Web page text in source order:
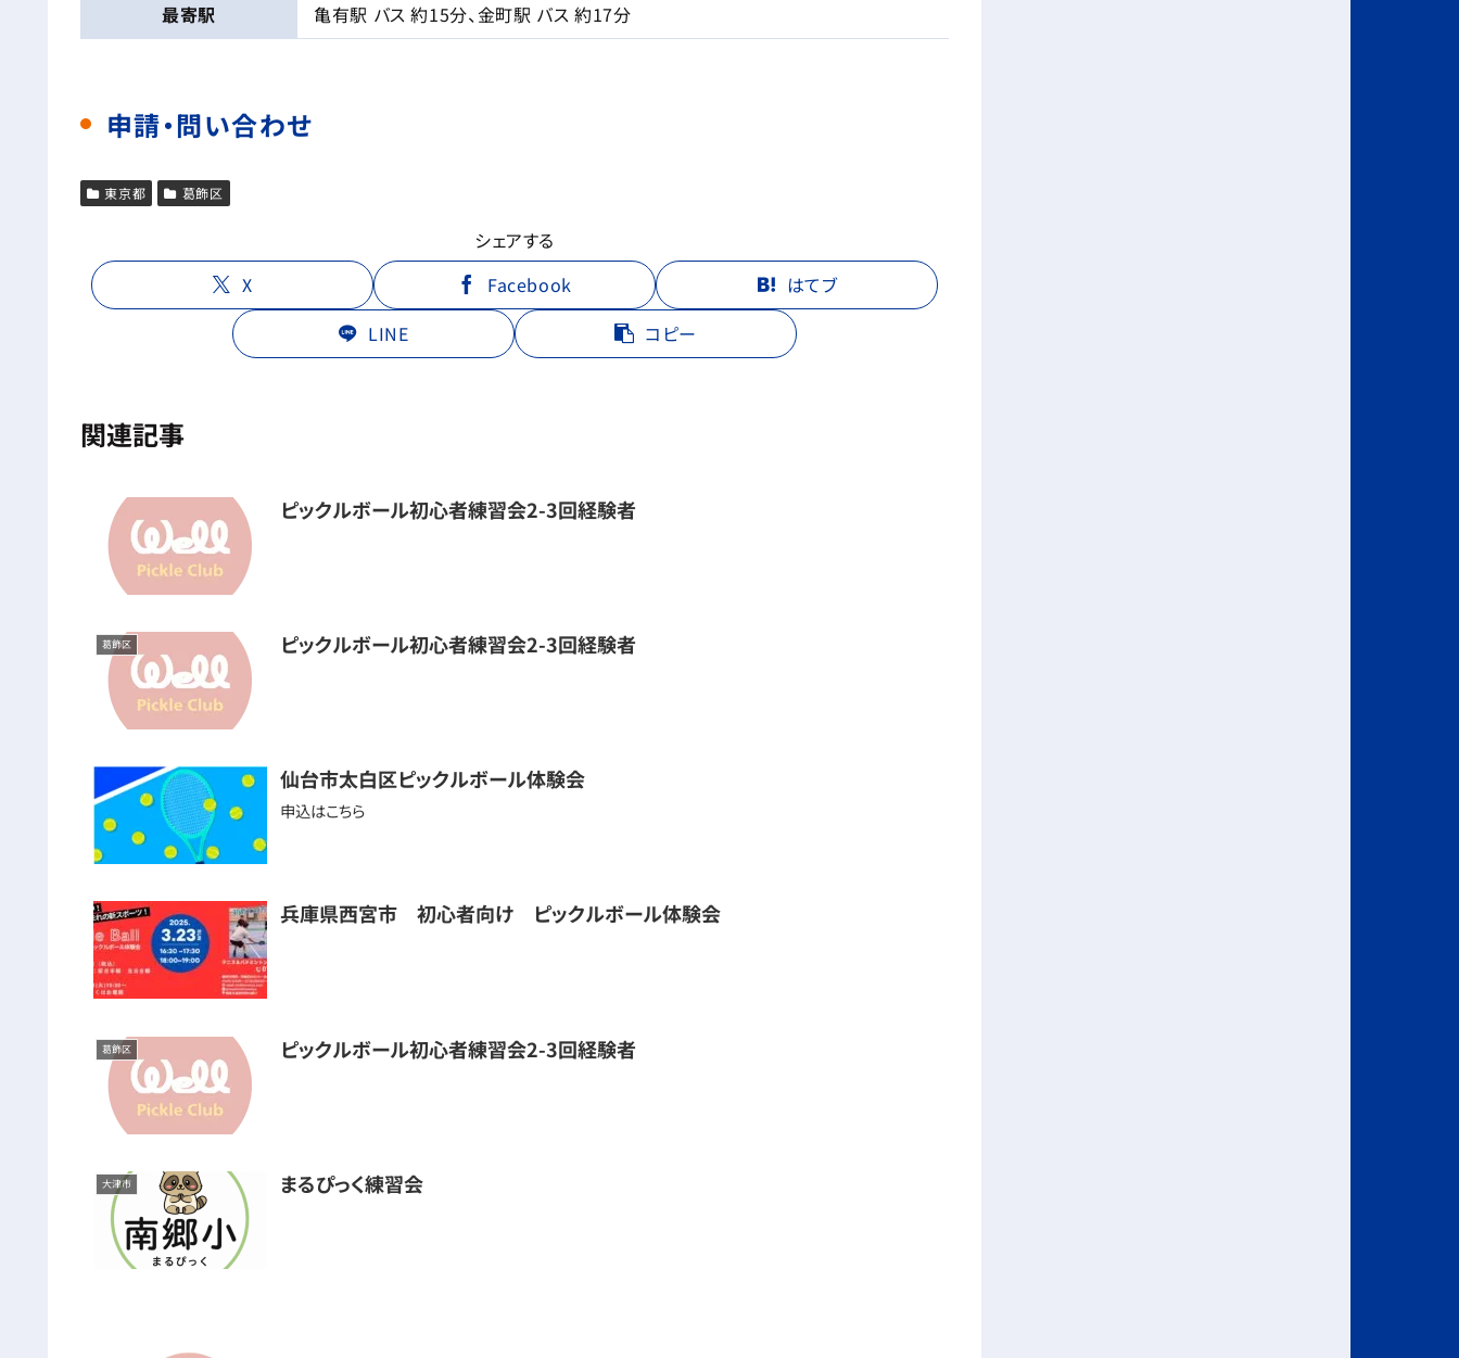
最寄駅
亀有駅 バス 約15分、金町駅 バス 約17分
申請・問い合わせ
東京都 葛飾区
シェアする
X
Facebook
はてブ
LINE
コピー
関連記事
ピックルボール初心者練習会2-3回経験者
葛飾区 ピックルボール初心者練習会2-3回経験者
仙台市太白区ピックルボール体験会
申込はこちら
兵庫県西宮市 初心者向け ピックルボール体験会
葛飾区 ピックルボール初心者練習会2-3回経験者
大津市 まるぴっく練習会